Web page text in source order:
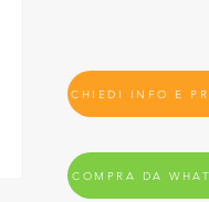
CHIEDI INFO E
COMPRA DA